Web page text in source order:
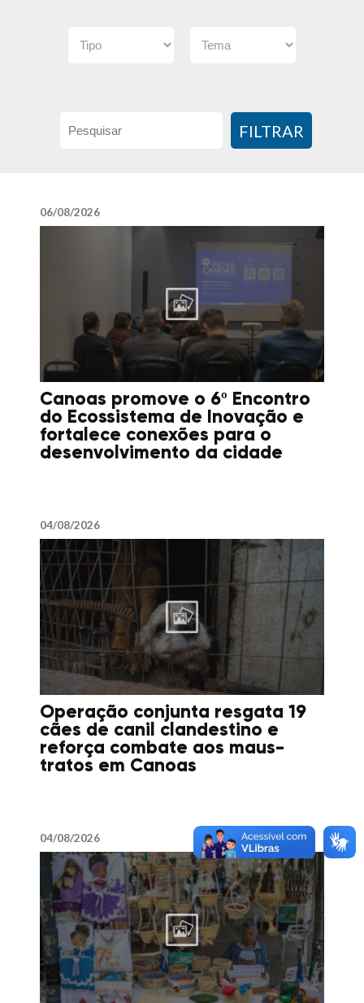
FILTRAR
06/08/2026
Canoas promove o 6º Encontro
do Ecossistema de Inovação e
fortalece conexões para o
desenvolvimento da cidade
04/08/2026
Operação conjunta resgata 19
cães de canil clandestino e
reforça combate aos maus-
tratos em Canoas
04/08/2026